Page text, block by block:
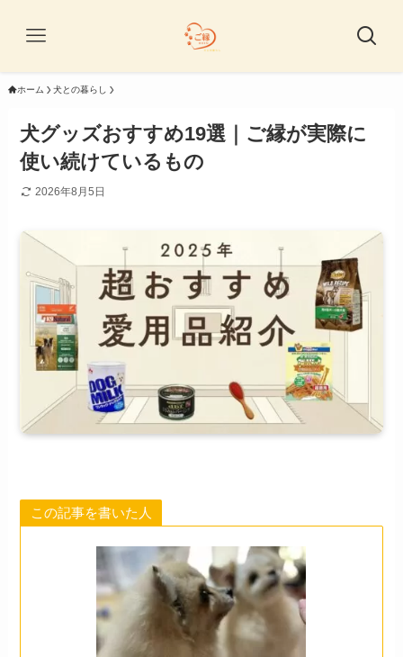
ホーム 犬との暮らし
犬グッズおすすめ19選｜ご縁が実際に
使い続けているもの
2026年8月5日
この記事を書いた人